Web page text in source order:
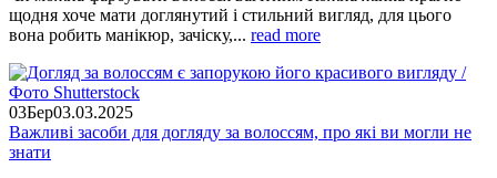
щодня хоче мати доглянутий і стильний вигляд, для цього
вона робить манікюр, зачіску,... read more
03Бер03.03.2025
Важливі засоби для догляду за волоссям, про які ви могли не
знати